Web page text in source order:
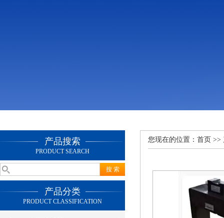
产品搜索
PRODUCT SEARCH
产品分类
PRODUCT CLASSIFICATION
您现在的位置： 首页 >>